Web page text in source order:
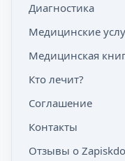
Диагностика
Медицинские
Медицинская
Кто лечит?
Соглашение
Контакты
Отзывы о